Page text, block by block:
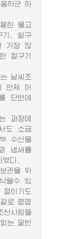
하군 하
한 물고
기, 얼구
가장 많
절구기
날씨조
언제 어
단번에
과정에
도 소금
수산물
냄새를
다.
관을 위
을수 있
이기도
로 명명
선사람들
는 밑반